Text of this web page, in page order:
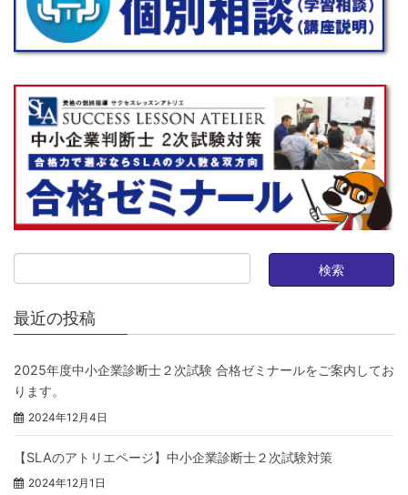
最近の投稿
2025年度中小企業診断士２次試験 合格ゼミナールをご案内してお
ります。
2024年12月4日
【SLAのアトリエページ】中小企業診断士２次試験対策
2024年12月1日